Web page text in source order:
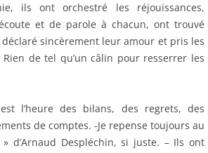
ils ont orchestré les réjouissances,
et de parole à chacun, ont trouvé
sincèrement leur amour et pris les
de tel qu’un câlin pour resserrer les
l’heure des bilans, des regrets, des
de comptes. -Je repense toujours au
d’Arnaud Despléchin, si juste. – Ils ont